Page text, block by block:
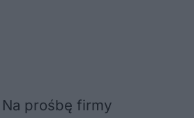
Na prośbę firmy